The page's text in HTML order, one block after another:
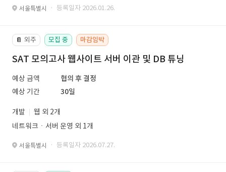
서울특별시 · 등록일자 2026.01.26.
📔 외주 모집 중 마감임박
SAT 모의고사 웹사이트 서버 이관 및 DB 튜닝
예상 금액
협의 후 결정
예상 기간
30일
개발
웹 외 2개
네트워크ㆍ서버 운영 외 1개
서울특별시 · 등록일자 2026.07.27.